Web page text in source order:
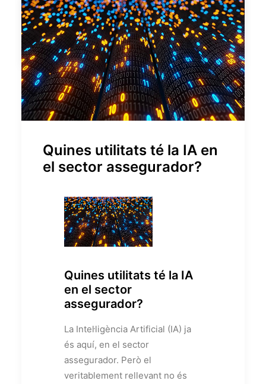
by Gecose
Quines utilitats té la IA en
el sector assegurador?
Quines utilitats té la IA
en el sector
assegurador?
La Intel·ligència Artificial (IA) ja
és aquí, en el sector
assegurador. Però el
veritablement rellevant no és